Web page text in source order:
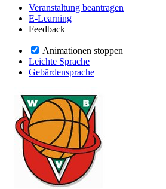
Veranstaltung beantragen
E-Learning
Feedback
Animationen stoppen
Leichte Sprache
Gebärdensprache